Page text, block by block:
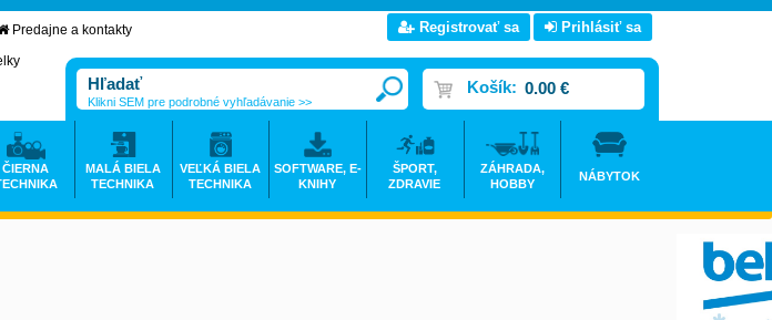
Predajne a kontakty
Registrovať sa Prihlásiť sa
Košík: 0.00 €
Klikni SEM pre podrobné vyhľadávanie >>
ČIERNA
MALÁ BIELA
TECHNIKA
VEĽKÁ BIELA
TECHNIKA
SOFTWARE, E-
KNIHY
ŠPORT,
ZDRAVIE
ZÁHRADA,
HOBBY
NÁBYTOK